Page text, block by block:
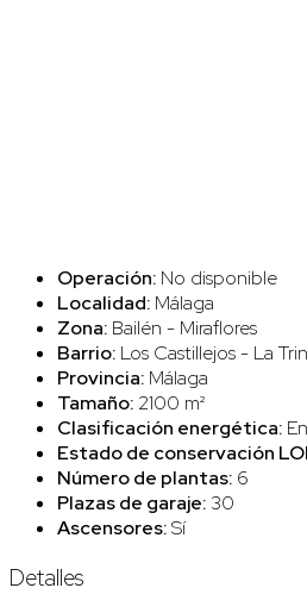
Operación: No disponible
Localidad: Málaga
Zona: Bailén - Miraflores
Barrio: Los Castillejos - La
Provincia: Málaga
Tamaño: 2100 m²
Clasificación energética:
Estado de conservación
Número de plantas: 6
Plazas de garaje: 30
Ascensores:Sí
Detalles